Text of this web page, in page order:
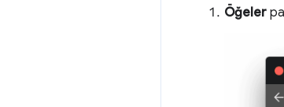
Öğeler